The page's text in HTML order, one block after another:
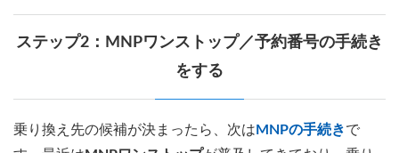
ステップ2：MNPワンストップ／予約番号の手続き
をする
乗り換え先の候補が決まったら、次は MNPの手続きで